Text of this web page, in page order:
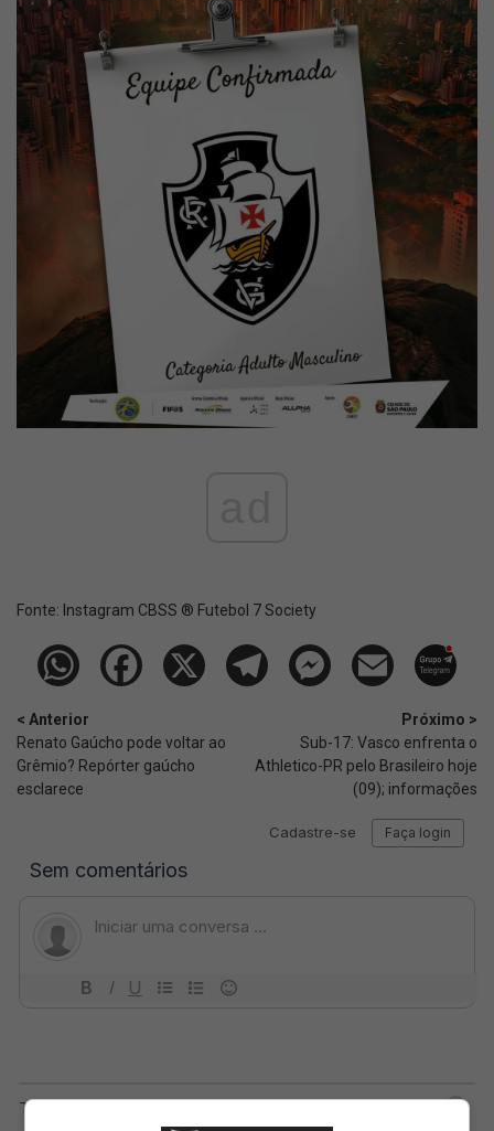
Fonte: Instagram CBSS ® Futebol 7 Society
< Anterior
Renato Gaúcho pode voltar ao
Grêmio? Repórter gaúcho
esclarece
Próximo >
Sub-17: Vasco enfrenta o
Athletico-PR pelo Brasileiro hoje
(09); informações